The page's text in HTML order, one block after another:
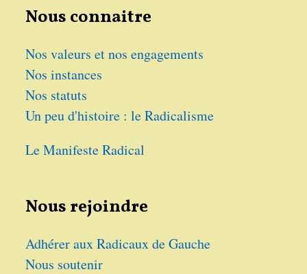
Nous connaitre
Nos valeurs et nos engagements
Nos instances
Nos statuts
Un peu d'histoire : le Radicalisme
Le Manifeste Radical
Nous rejoindre
Adhérer aux Radicaux de Gauche
Nous soutenir